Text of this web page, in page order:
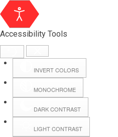
Accessibility Tools
INVERT COLORS
MONOCHROME
DARK CONTRAST
LIGHT CONTRAST